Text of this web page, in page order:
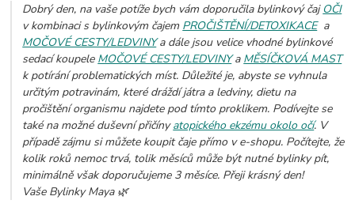
Dobrý den, na vaše potíže bych vám doporučila bylinkový čajOČI
v kombinaci s bylinkovým čajem PROČIŠTĚNÍ/DETOXIKACEa
MOČOVÉ CESTY/LEDVINYa dále jsou velice vhodné bylinkové
sedací koupele MOČOVÉ CESTY/LEDVINYa MĚSÍČKOVÁ MAST
k potírání problematických míst. Důležité je, abyste se vyhnula
určitým potravinám, které dráždí játra a ledviny, dietu na
pročištění organismu najdete pod tímto proklikem. Podívejte se
také na možné duševní přičínyatopického ekzému okolo očí. V
případě zájmu si můžete koupit čaje přímo v e-shopu. Počítejte, že
kolik roků nemoc trvá, tolik měsíců může být nutné bylinky pít,
minimálně však doporučujeme 3 měsíce. Přeji krásný den!
Vaše Bylinky Maya 🌿